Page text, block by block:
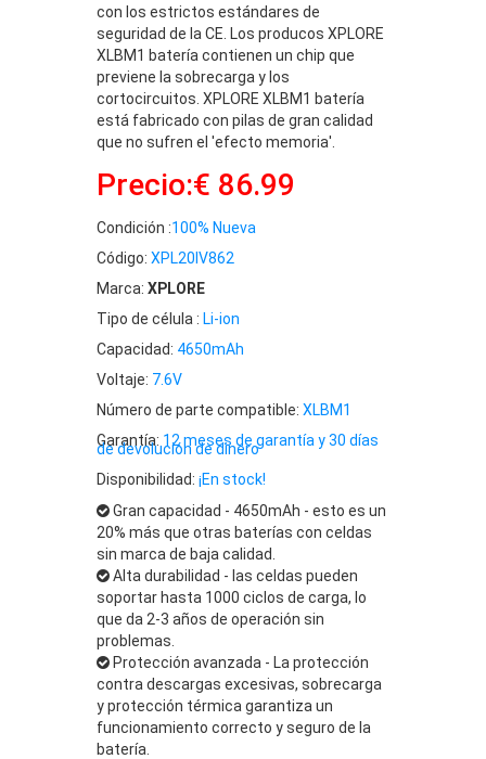
con los estrictos estándares de
seguridad de la CE. Los producos XPLORE
XLBM1 batería contienen un chip que
previene la sobrecarga y los
cortocircuitos. XPLORE XLBM1 batería
está fabricado con pilas de gran calidad
que no sufren el 'efecto memoria'.
Precio:€ 86.99
Condición :100% Nueva
Código: XPL20IV862
Marca: XPLORE
Tipo de célula : Li-ion
Capacidad: 4650mAh
Voltaje: 7.6V
Número de parte compatible: XLBM1
Garantía: 12 meses de garantía y 30 días
de devolución de dinero
Disponibilidad: ¡En stock!
Gran capacidad - 4650mAh - esto es un
20% más que otras baterías con celdas
sin marca de baja calidad.
Alta durabilidad - las celdas pueden
soportar hasta 1000 ciclos de carga, lo
que da 2-3 años de operación sin
problemas.
Protección avanzada - La protección
contra descargas excesivas, sobrecarga
y protección térmica garantiza un
funcionamiento correcto y seguro de la
batería.